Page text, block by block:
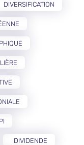
DIVERSIFICATION
DIVIDENDE